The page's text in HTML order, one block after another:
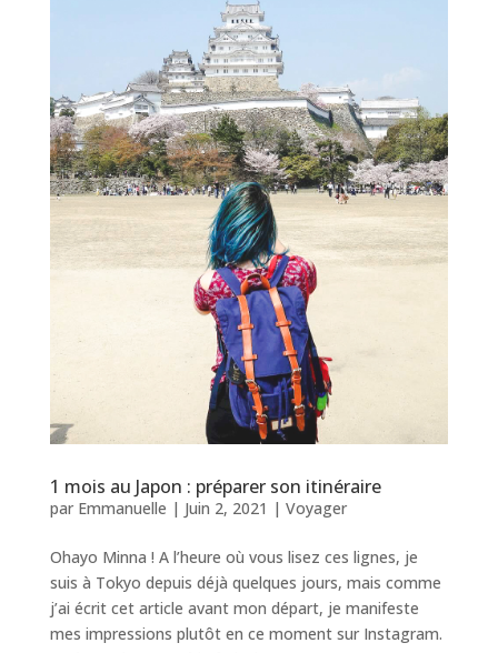
1 mois au Japon : préparer son itinéraire
par Emmanuelle | Juin 2, 2021 | Voyager
Ohayo Minna ! A l’heure où vous lisez ces lignes, je
suis à Tokyo depuis déjà quelques jours, mais comme
j’ai écrit cet article avant mon départ, je manifeste
mes impressions plutôt en ce moment sur Instagram.